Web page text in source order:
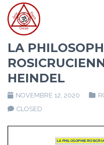
LA
HEINDEL
NOVEMBRE 12, 2020
CLOSED